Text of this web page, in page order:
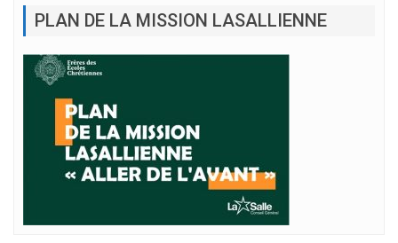
PLAN DE LA MISSION LASALLIENNE